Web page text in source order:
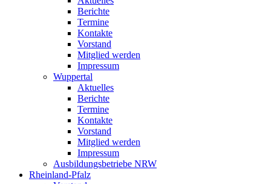
Berichte
Termine
Kontakte
Vorstand
Mitglied werden
Impressum
Wuppertal
Aktuelles
Berichte
Termine
Kontakte
Vorstand
Mitglied werden
Impressum
Ausbildungsbetriebe NRW
Rheinland-Pfalz